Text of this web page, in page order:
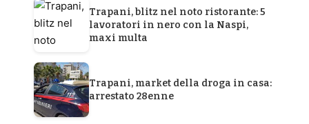
Trapani, blitz nel noto ristorante: 5
lavoratori in nero con la Naspi,
maxi multa
Trapani, market della droga in casa:
arrestato 28enne